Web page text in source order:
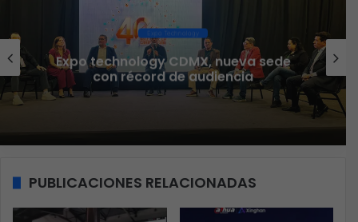
Ciberseguridad
Veeam nombra a Fernando Zambrana
Country Manager para México
PUBLICACIONES RELACIONADAS